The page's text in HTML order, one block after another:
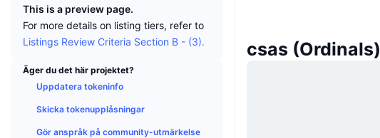
This is a preview page.
For more details on listing tiers, refer to
Listings Review Criteria Section B - (3).
Äger du det här projektet?
Uppdatera tokeninfo
Skicka tokenupplåsningar
Gör anspråk på community-utmärkelse
csas